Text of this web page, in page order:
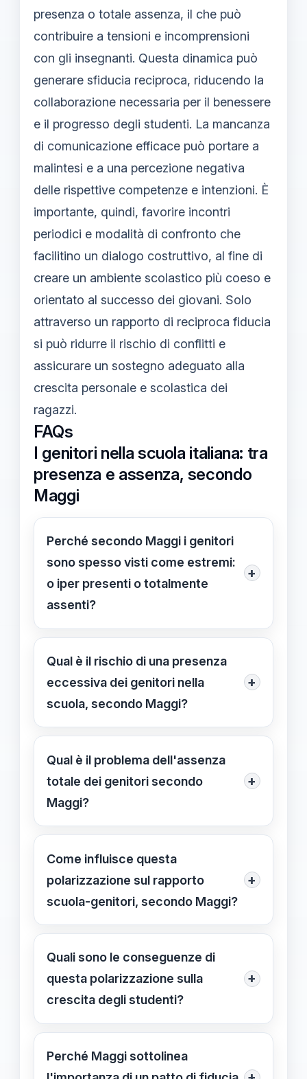
presenza o totale assenza, il che può
contribuire a tensioni e incomprensioni
con gli insegnanti. Questa dinamica può
generare sfiducia reciproca, riducendo la
collaborazione necessaria per il benessere
e il progresso degli studenti. La mancanza
di comunicazione efficace può portare a
malintesi e a una percezione negativa
delle rispettive competenze e intenzioni. È
importante, quindi, favorire incontri
periodici e modalità di confronto che
facilitino un dialogo costruttivo, al fine di
creare un ambiente scolastico più coeso e
orientato al successo dei giovani. Solo
attraverso un rapporto di reciproca fiducia
si può ridurre il rischio di conflitti e
assicurare un sostegno adeguato alla
crescita personale e scolastica dei
ragazzi.
FAQs
I genitori nella scuola italiana: tra
presenza e assenza, secondo
Maggi
Perché secondo Maggi i genitori
sono spesso visti come estremi:
o iper presenti o totalmente
assenti?
+
Maggi evidenzia che questa
polarizzazione deriva da
comportamenti radicati e mancanza
di equilibrio tra coinvolgimento e
Qual è il rischio di una presenza
eccessiva dei genitori nella
scuola, secondo Maggi?
+
Un'eccessiva presenza può portare a
problematiche di controllo e
dipendenza, ostacolando l'autonomia
degli studenti e creando tensioni con
Qual è il problema dell'assenza
totale dei genitori secondo
Maggi?
+
L'assenza totale può compromettere
l'efficacia del percorso educativo,
riducendo il supporto e la
collaborazione necessari tra scuola e
Come influisce questa
polarizzazione sul rapporto
scuola-genitori, secondo Maggi?
+
Creano barriere comunicative e
tensioni, rendendo difficile una
collaborazione efficace e un dialogo
costruttivo tra le parti.
Quali sono le conseguenze di
questa polarizzazione sulla
crescita degli studenti?
+
Può influenzare negativamente il
benessere e l'apprendimento degli
studenti, creando un ambiente
Perché Maggi sottolinea